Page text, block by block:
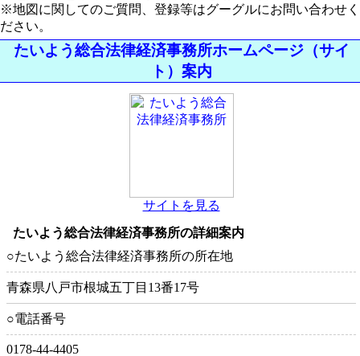
※地図に関してのご質問、登録等はグーグルにお問い合わせく
ださい。
たいよう総合法律経済事務所ホームページ（サイ
ト）案内
サイトを見る
たいよう総合法律経済事務所の詳細案内
○たいよう総合法律経済事務所の所在地
青森県八戸市根城五丁目13番17号
○電話番号
0178-44-4405